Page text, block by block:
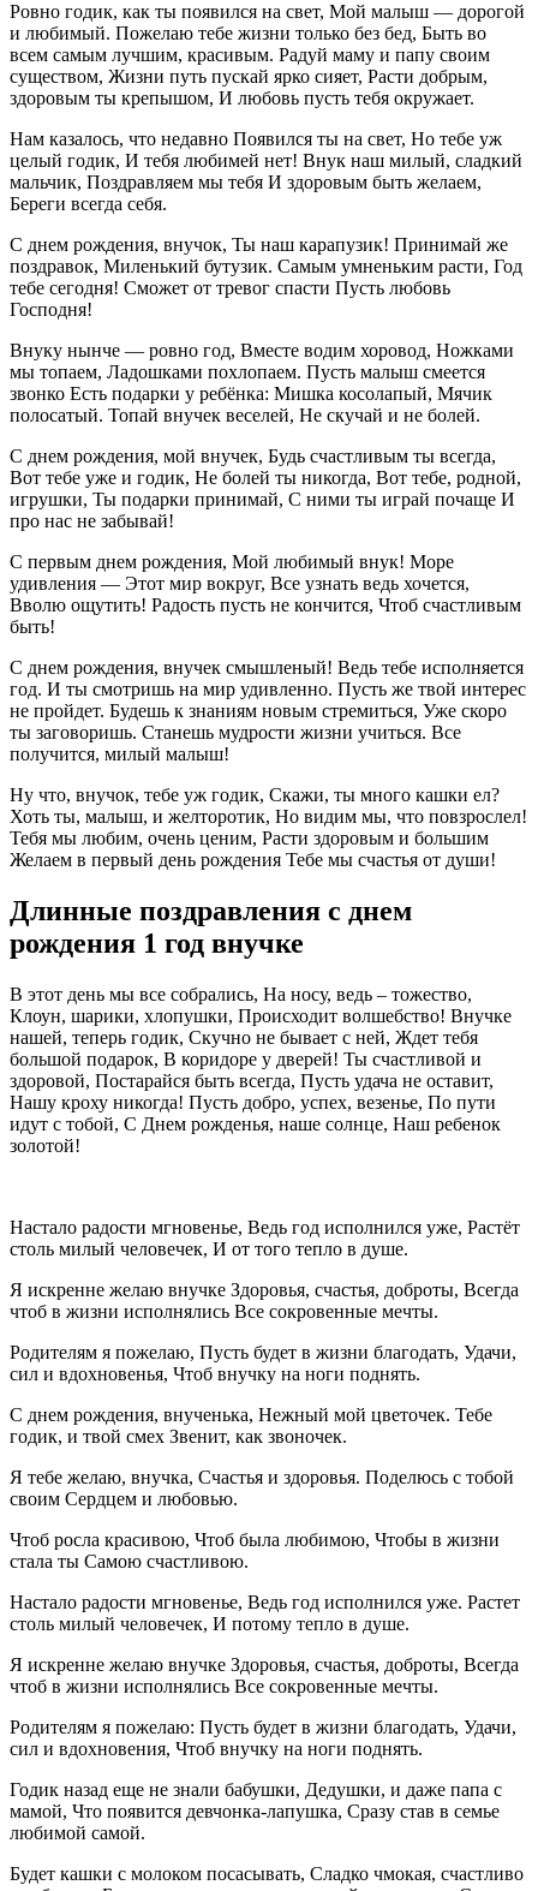
Ровно годик, как ты появился на свет, Мой малыш — дорогой
и любимый. Пожелаю тебе жизни только без бед, Быть во
всем самым лучшим, красивым. Радуй маму и папу своим
существом, Жизни путь пускай ярко сияет, Расти добрым,
здоровым ты крепышом, И любовь пусть тебя окружает.
Нам казалось, что недавно Появился ты на свет, Но тебе уж
целый годик, И тебя любимей нет! Внук наш милый, сладкий
мальчик, Поздравляем мы тебя И здоровым быть желаем,
Береги всегда себя.
С днем рождения, внучок, Ты наш карапузик! Принимай же
поздравок, Миленький бутузик. Самым умненьким расти, Год
тебе сегодня! Сможет от тревог спасти Пусть любовь
Господня!
Внуку нынче — ровно год, Вместе водим хоровод, Ножками
мы топаем, Ладошками похлопаем. Пусть малыш смеется
звонко Есть подарки у ребёнка: Мишка косолапый, Мячик
полосатый. Топай внучек веселей, Не скучай и не болей.
С днем рождения, мой внучек, Будь счастливым ты всегда,
Вот тебе уже и годик, Не болей ты никогда, Вот тебе, родной,
игрушки, Ты подарки принимай, С ними ты играй почаще И
про нас не забывай!
С первым днем рождения, Мой любимый внук! Море
удивления — Этот мир вокруг, Все узнать ведь хочется,
Вволю ощутить! Радость пусть не кончится, Чтоб счастливым
быть!
С днем рождения, внучек смышленый! Ведь тебе исполняется
год. И ты смотришь на мир удивленно. Пусть же твой интерес
не пройдет. Будешь к знаниям новым стремиться, Уже скоро
ты заговоришь. Станешь мудрости жизни учиться. Все
получится, милый малыш!
Ну что, внучок, тебе уж годик, Скажи, ты много кашки ел?
Хоть ты, малыш, и желторотик, Но видим мы, что повзрослел!
Тебя мы любим, очень ценим, Расти здоровым и большим
Желаем в первый день рождения Тебе мы счастья от души!
Длинные поздравления с днем
рождения 1 год внучке
В этот день мы все собрались, На носу, ведь – тожество,
Клоун, шарики, хлопушки, Происходит волшебство! Внучке
нашей, теперь годик, Скучно не бывает с ней, Ждет тебя
большой подарок, В коридоре у дверей! Ты счастливой и
здоровой, Постарайся быть всегда, Пусть удача не оставит,
Нашу кроху никогда! Пусть добро, успех, везенье, По пути
идут с тобой, С Днем рожденья, наше солнце, Наш ребенок
золотой!
Настало радости мгновенье, Ведь год исполнился уже, Растёт
столь милый человечек, И от того тепло в душе.
Я искренне желаю внучке Здоровья, счастья, доброты, Всегда
чтоб в жизни исполнялись Все сокровенные мечты.
Родителям я пожелаю, Пусть будет в жизни благодать, Удачи,
сил и вдохновенья, Чтоб внучку на ноги поднять.
С днем рождения, внученька, Нежный мой цветочек. Тебе
годик, и твой смех Звенит, как звоночек.
Я тебе желаю, внучка, Счастья и здоровья. Поделюсь с тобой
своим Сердцем и любовью.
Чтоб росла красивою, Чтоб была любимою, Чтобы в жизни
стала ты Самою счастливою.
Настало радости мгновенье, Ведь год исполнился уже. Растет
столь милый человечек, И потому тепло в душе.
Я искренне желаю внучке Здоровья, счастья, доброты, Всегда
чтоб в жизни исполнялись Все сокровенные мечты.
Родителям я пожелаю: Пусть будет в жизни благодать, Удачи,
сил и вдохновения, Чтоб внучку на ноги поднять.
Годик назад еще не знали бабушки, Дедушки, и даже папа с
мамой, Что появится девчонка-лапушка, Сразу став в семье
любимой самой.
Будет кашки с молоком посасывать, Сладко чмокая, счастливо